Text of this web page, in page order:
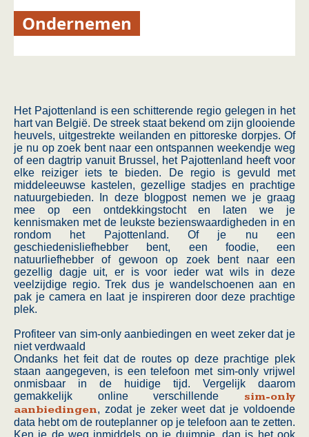
Ondernemen
Het Pajottenland is een schitterende regio gelegen in het
hart van België. De streek staat bekend om zijn glooiende
heuvels, uitgestrekte weilanden en pittoreske dorpjes. Of
je nu op zoek bent naar een ontspannen weekendje weg
of een dagtrip vanuit Brussel, het Pajottenland heeft voor
elke reiziger iets te bieden. De regio is gevuld met
middeleeuwse kastelen, gezellige stadjes en prachtige
natuurgebieden. In deze blogpost nemen we je graag
mee op een ontdekkingstocht en laten we je
kennismaken met de leukste bezienswaardigheden in en
rondom het Pajottenland. Of je nu een
geschiedenisliefhebber bent, een foodie, een
natuurliefhebber of gewoon op zoek bent naar een
gezellig dagje uit, er is voor ieder wat wils in deze
veelzijdige regio. Trek dus je wandelschoenen aan en
pak je camera en laat je inspireren door deze prachtige
plek.
Profiteer van sim-only aanbiedingen en weet zeker dat je
niet verdwaald
Ondanks het feit dat de routes op deze prachtige plek
staan aangegeven, is een telefoon met sim-only vrijwel
onmisbaar in de huidige tijd. Vergelijk daarom
gemakkelijk online verschillende sim-only
aanbiedingen, zodat je zeker weet dat je voldoende
data hebt om de routeplanner op je telefoon aan te zetten.